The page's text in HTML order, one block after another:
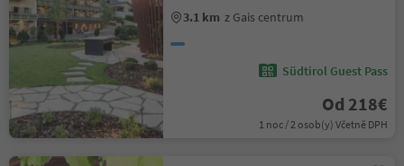
3.1 km z Gais centrum
Südtirol Guest Pass
Od 218€
1 noc / 2 osob(y) Včetně DPH